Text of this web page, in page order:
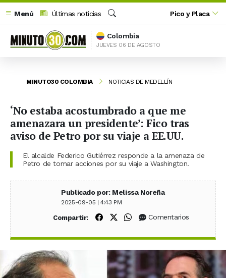
Menú
Últimas noticias
Buscar
Pico y Placa
Colombia
JUEVES 06 DE AGOSTO
MINUTO30 COLOMBIA NOTICIAS DE MEDELLÍN
‘No estaba acostumbrado a que me
amenazara un presidente’: Fico tras
aviso de Petro por su viaje a EE.UU.
El alcalde Federico Gutiérrez responde a la amenaza de
Petro de tomar acciones por su viaje a Washington.
Publicado por: Melissa Noreña
2025-09-05 | 4:43 PM
Compartir: Compartir en Facebook
Compartir en X (Twitter)
Compartir en WhatsApp
Comentarios